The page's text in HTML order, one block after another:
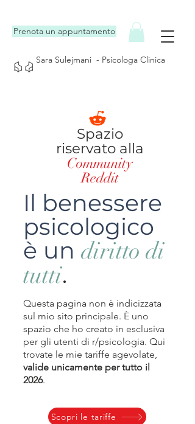
Prenota un appuntamento
Sara Sulejmani - Psicologa Clinica
Spazio
riservato alla
Community
Reddit
Il benessere
psicologico
è un diritto di
tutti.
Questa pagina non è indicizzata
sul mio sito principale. È uno
spazio che ho creato in esclusiva
per gli utenti di r/psicologia. Qui
trovate le mie tariffe agevolate,
valide unicamente per tutto il
2026.
Scopri le tariffe